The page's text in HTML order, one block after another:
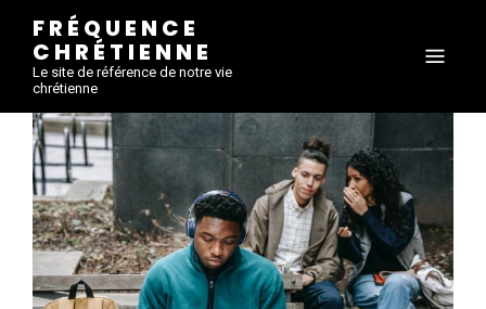
FRÉQUENCE
CHRÉTIENNE
Le site de référence de notre vie
chrétienne